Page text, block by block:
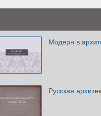
Модерн в
Русская